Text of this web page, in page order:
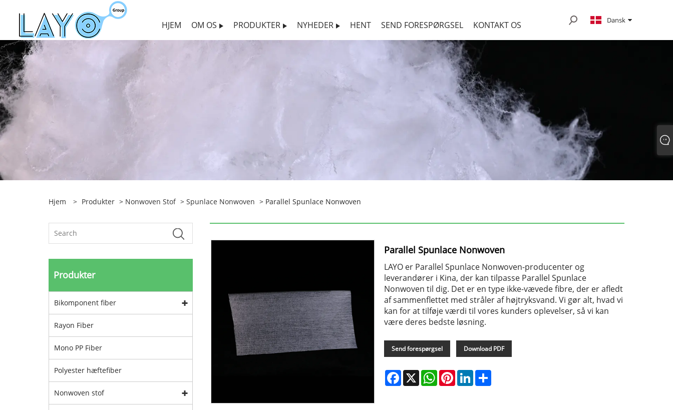
HJEM OM OS PRODUKTER NYHEDER HENT SEND FORESPØRGSEL KONTAKT OS Dansk
Hjem > Produkter > Nonwoven Stof > Spunlace Nonwoven > Parallel Spunlace Nonwoven
Produkter
Bikomponent fiber
Rayon Fiber
Mono PP Fiber
Polyester hæftefiber
Nonwoven stof
Parallel Spunlace Nonwoven
LAYO er Parallel Spunlace Nonwoven-producenter og
leverandører i Kina, der kan tilpasse Parallel Spunlace
Nonwoven til dig. Det er en type ikke-vævede fibre, der er afledt
af sammenflettet med stråler af højtryksvand. Vi gør alt, hvad vi
kan for at tilføje værdi til vores kunders oplevelser, så vi kan
være deres bedste løsning.
Send forespørgsel Download PDF
Facebook
X WhatsAppPinterestLinkedInShare